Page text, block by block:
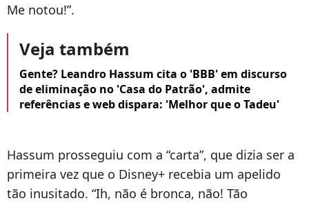
Me notou!”.
Veja também
Gente? Leandro Hassum cita o 'BBB' em discurso
de eliminação no 'Casa do Patrão', admite
referências e web dispara: 'Melhor que o Tadeu'
Hassum prosseguiu com a “carta”, que dizia ser a
primeira vez que o Disney+ recebia um apelido
tão inusitado. “Ih, não é bronca, não! Tão